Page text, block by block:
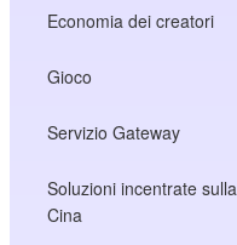
Economia dei creatori
Gioco
Servizio Gateway
Soluzioni incentrate sulla
Cina